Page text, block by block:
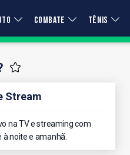
COMBATE TÊNIS
Stream
na TV e streaming com
noite e amanhã.